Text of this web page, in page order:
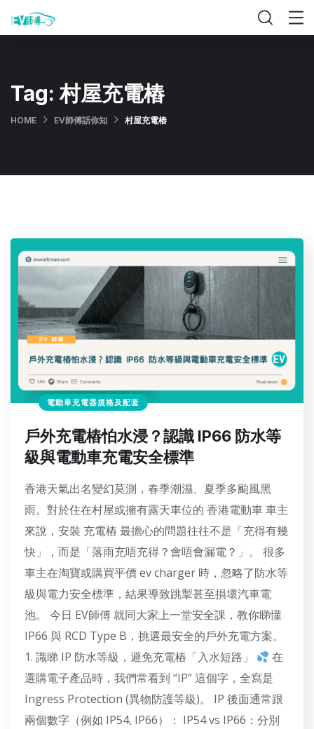
Tag:村屋充電樁
HOME EV師傅話你知 村屋充電樁
電動車充電器規格及配套
戶外充電樁怕水浸？認識 IP66 防水等
級與電動車充電安全標準
香港天氣出名變幻莫測，春季潮濕、夏季多颱風黑
雨。對於住在村屋或擁有露天車位的 香港電動車 車主
來說，安裝 充電樁 最擔心的問題往往不是「充得有幾
快」，而是「落雨充唔充得？會唔會漏電？」。 很多
車主在淘寶或購買平價 ev charger 時，忽略了防水等
級與電力安全標準，結果導致跳掣甚至損壞汽車電
池。 今日 EV師傅 就同大家上一堂安全課，教你睇懂
IP66 與 RCD Type B，挑選最安全的戶外充電方案。
1. 識睇 IP 防水等級，避免充電樁「入水短路」
在
選購電子產品時，我們常看到 “IP” 這個字，全寫是
Ingress Protection (異物防護等級)。 IP 後面通常跟
兩個數字（例如 IP54, IP66）： IP54 vs IP66：分別